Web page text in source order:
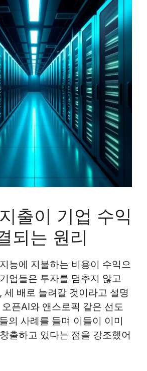
출이 기업 수익
되는 원리
능에 지불하는 비용이 수익으
업들은 투자를 멈추지 않고
세 배로 늘려갈 것이라고 설명
픈AI와 앤스로픽 같은 선도
의 사례를 들며 이들이 이미
출하고 있다는 점을 강조했어